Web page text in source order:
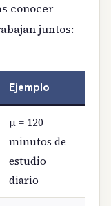
conocer
juntos:
Ejemplo
μ = 120
minutos de
estudio
diario